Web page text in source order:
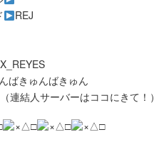
REJ
ばきゅんばきゅん
連結人サーバーはココにきて！）
×△□ ×△□ ×△□